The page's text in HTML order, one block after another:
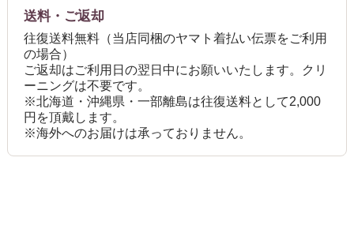
送料・ご返却
往復送料無料（当店同梱のヤマト着払い伝票をご利用
の場合）
ご返却はご利用日の翌日中にお願いいたします。クリ
ーニングは不要です。
※北海道・沖縄県・一部離島は往復送料として2,000
円を頂戴します。
※海外へのお届けは承っておりません。